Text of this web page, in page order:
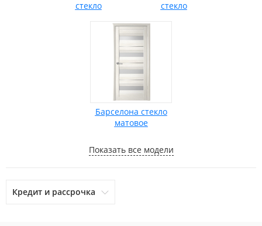
стекло стекло
Барселона стекло
матовое
Показать все модели
Кредит и рассрочка